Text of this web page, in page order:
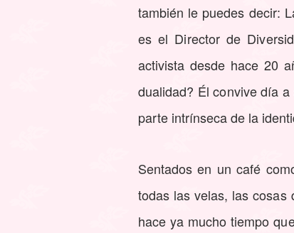
también le puedes decir:
es el Director de
activista desde hace 20
dualidad? Él convive día
parte intrínseca de la
Sentados en un café
todas las velas, las
hace ya mucho tiempo